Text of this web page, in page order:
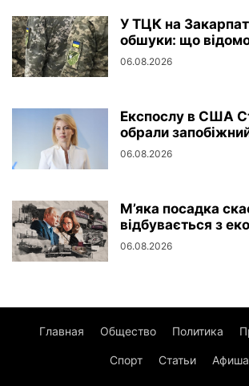
У ТЦК на
обшуки: що
06.08.2026
Експослу в США
обрали
06.08.2026
М’яка посадка
відбувається з
06.08.2026
Главная Общество Политика
Спорт Статьи Афиша